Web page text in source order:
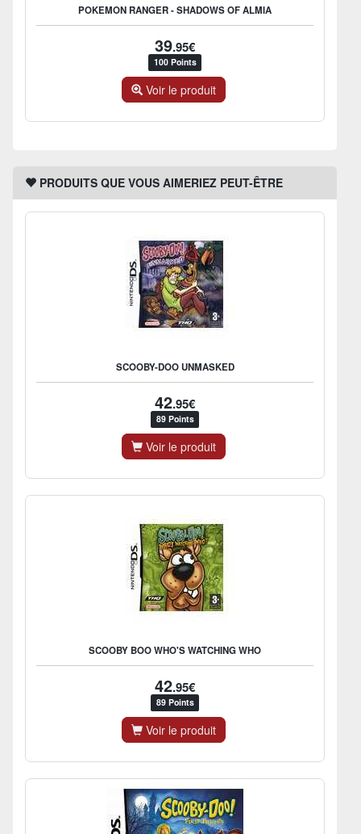
POKEMON RANGER - SHADOWS OF ALMIA
39.95€
100 Points
Voir le produit
PRODUITS QUE VOUS AIMERIEZ PEUT-ÊTRE
SCOOBY-DOO UNMASKED
42.95€
89 Points
Voir le produit
SCOOBY BOO WHO'S WATCHING WHO
42.95€
89 Points
Voir le produit